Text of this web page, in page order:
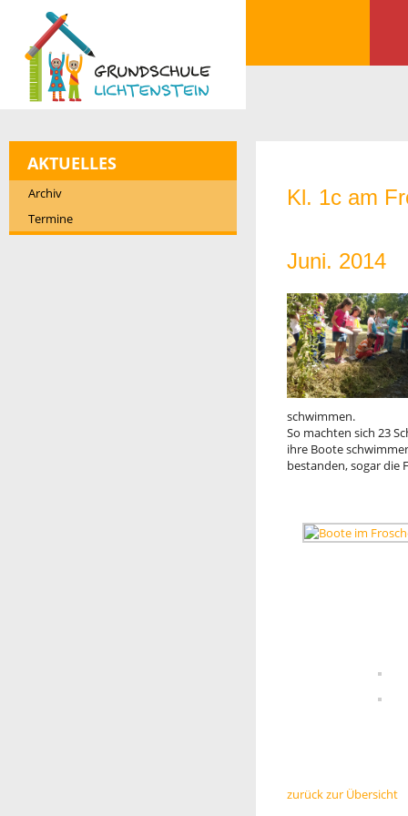
AKTUELLES
Archiv
Termine
Kl. 1c am
Juni. 2014
schwimmen.
So machten sich 23
ihre Boote
bestanden, sogar die
zurück zur Übersicht